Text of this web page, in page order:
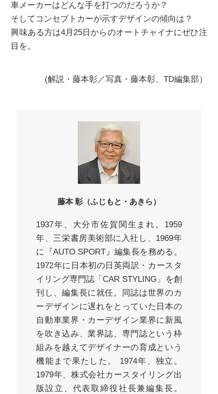
車メーカーはどんな手を打つのだろうか？
そしてコンセプトカーが示すデザインの傾向は？
興味ある方は4月25日からのオートチャイナにぜひ注
目を。
(解説・藤本彰／写真・藤本彰、TD編集部）
藤本 彰（ふじもと・あきら）
1937年、大分市佐賀関生まれ。1959
年、三栄書房美術部に入社し、1969年
に『AUTO SPORT』編集長を務める。
1972年に日本初の日英両訳・カースタ
イリング専門誌「CAR STYLING」を創
刊し、編集長に就任。同誌は世界のカ
ーデザインに遅れをとっていた日本の
自動車業界・カーデザイン業界に新風
を吹き込み、業界誌、専門誌という枠
組みを越えてデザイナーの育成という
機能まで果たした。 1974年、独立。
1979年、株式会社カースタイリング出
版設立、代表取締役社長兼編集長。